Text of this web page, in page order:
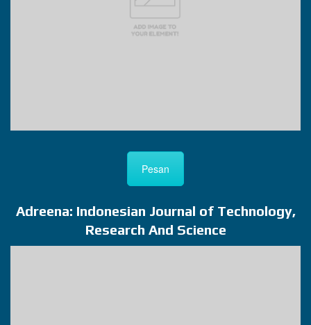
Pesan
Adreena: Indonesian Journal of Technology,
Research And Science